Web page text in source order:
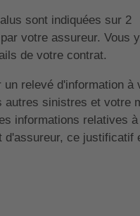
sont indiquées sur 2
votre assureur. Vous y
de votre contrat.
relevé d'information à
autres sinistres et votre
informations relatives
d'assureur, ce justificatif